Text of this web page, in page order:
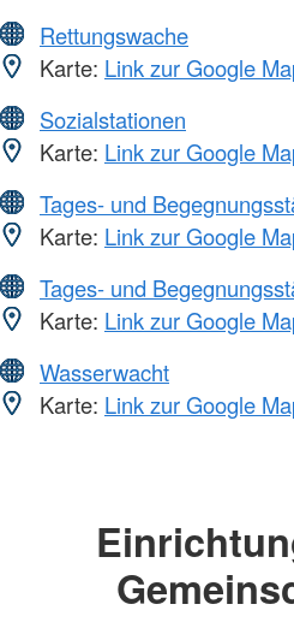
Rettungswache
Karte: Link zur Google
Sozialstationen
Karte: Link zur Google
Tages- und
Karte: Link zur Google
Tages- und
Karte: Link zur Google
Wasserwacht
Karte: Link zur Google